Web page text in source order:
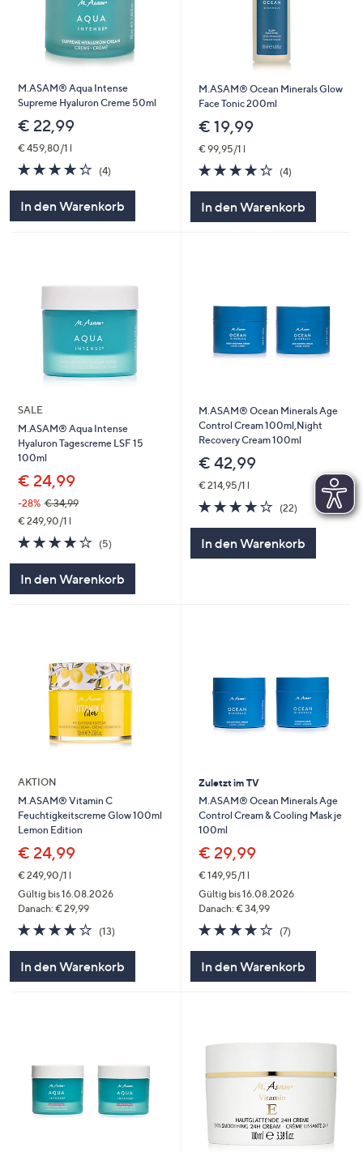
M.ASAM® Aqua Intense
Supreme Hyaluron Creme 50ml
€ 22,99
€ 459,80/1 l
4.2
von
5
(4)
In den Warenkorb
M.ASAM® Ocean Minerals Glow
Face Tonic 200ml
€ 19,99
€ 99,95/1 l
4.2
von
5
(4)
In den Warenkorb
SALE
M.ASAM® Aqua Intense
Hyaluron Tagescreme LSF 15
100ml
€ 24,99
-28% € 34,99
€ 249,90/1 l
4.2
von
5
(5)
In den Warenkorb
M.ASAM® Ocean Minerals Age
Control Cream 100ml,Night
Recovery Cream 100ml
€ 42,99
€ 214,95/1 l
4.2
von
5
(22)
Bewertungen
In den Warenkorb
AKTION
M.ASAM® Vitamin C
Feuchtigkeitscreme Glow 100ml
Lemon Edition
€ 24,99
€ 249,90/1 l
Gültig bis 16.08.2026
Danach: € 29,99
4.2
von
(13)
In den Warenkorb
Zuletzt im TV
M.ASAM® Ocean Minerals Age
Control Cream & Cooling Mask je
100ml
€ 29,99
€ 149,95/1 l
Gültig bis 16.08.2026
Danach: € 34,99
4.1
von
5
(7)
In den Warenkorb